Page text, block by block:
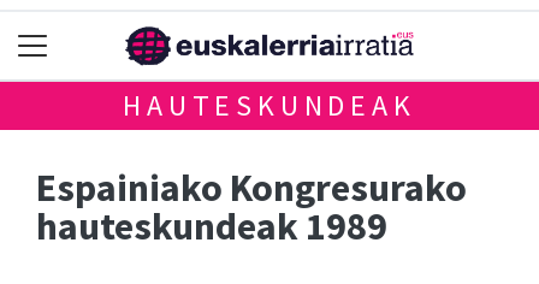
HAUTESKUNDEAK
Espainiako Kongresurako
hauteskundeak 1989